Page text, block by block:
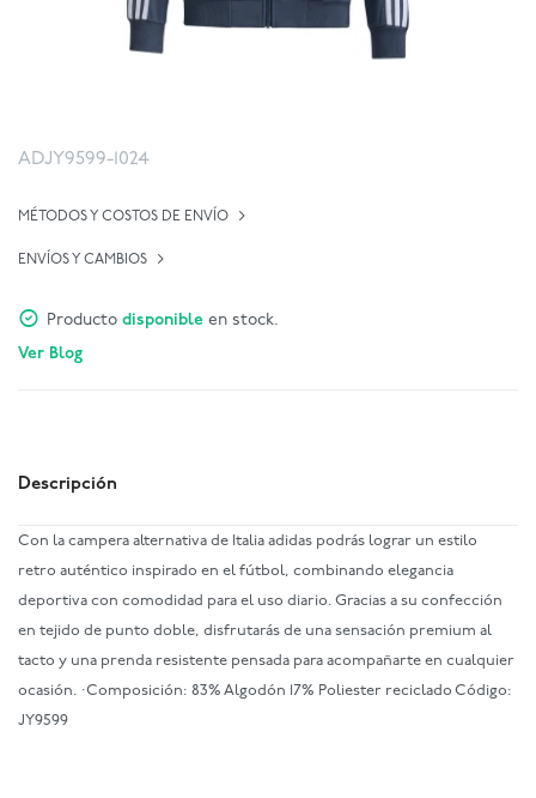
ADJY9599-1024
MÉTODOS Y COSTOS DE ENVÍO
ENVÍOS Y CAMBIOS
Producto disponible en stock.
Ver Blog
Descripción
Con la campera alternativa de Italia adidas podrás lograr un estilo
retro auténtico inspirado en el fútbol, combinando elegancia
deportiva con comodidad para el uso diario. Gracias a su confección
en tejido de punto doble, disfrutarás de una sensación premium al
tacto y una prenda resistente pensada para acompañarte en cualquier
ocasión. ·Composición: 83% Algodón 17% Poliester reciclado Código:
JY9599